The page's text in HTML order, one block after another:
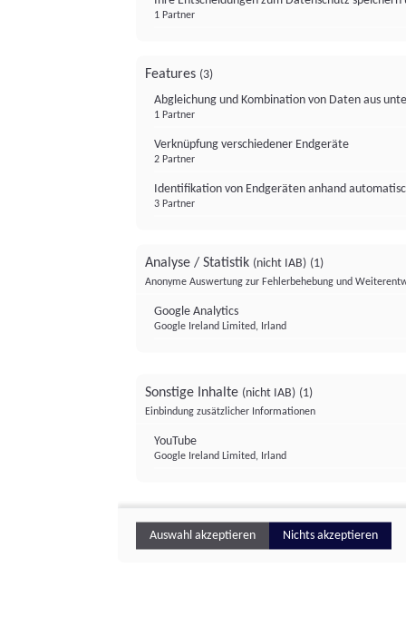
1 Partner
Features (3)
Abgleichung und Kombination von Daten aus
1 Partner
Verknüpfung verschiedener Endgeräte
2 Partner
Identifikation von Endgeräten anhand
3 Partner
Analyse / Statistik (nicht IAB) (1)
Anonyme Auswertung zur Fehlerbehebung und
Google Analytics
Google Ireland Limited, Irland
Sonstige Inhalte (nicht IAB) (1)
Einbindung zusätzlicher Informationen
YouTube
Google Ireland Limited, Irland
Auswahl akzeptieren Nichts akzeptieren